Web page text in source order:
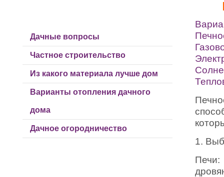
1.
Дачные вопросы
Частное строительство
Из какого материала лучше дом
Варианты отопления дачного
дома
Дачное огородничество